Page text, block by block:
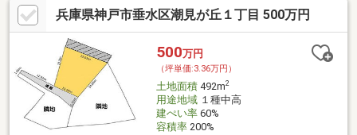
兵庫県神戸市垂水区潮見が丘１丁目 500万円
500万円
（坪単価:3.36万円）
土地面積492m2
用途地域１種中高
建ぺい率60%
容積率200%